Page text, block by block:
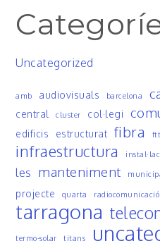
Uncategorized
amb audiovisuals barcelona
central cluster col·legi
edificis estructurat fibra
infraestructura
les manteniment
projecte quarta radiocomunicació
tarragona
termo-solar titans